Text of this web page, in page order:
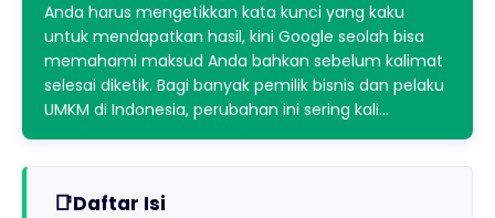
Anda harus mengetikkan kata kunci yang kaku
untuk mendapatkan hasil, kini Google seolah bisa
memahami maksud Anda bahkan sebelum kalimat
selesai diketik. Bagi banyak pemilik bisnis dan pelaku
UMKM di Indonesia, perubahan ini sering kali…
Daftar Isi